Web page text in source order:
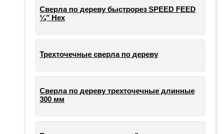
Сверла по дереву быстрорез SPEED FEED
¼″ Hex
Трехточечные сверла по дереву
Сверла по дереву трехточечные длинные
300 мм